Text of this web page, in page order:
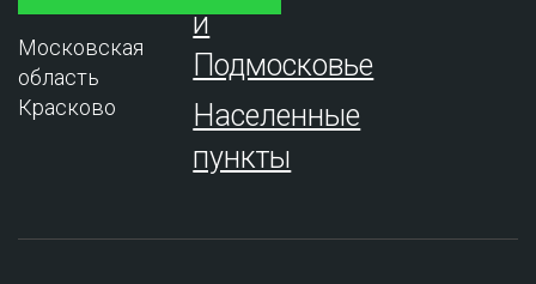
Московская
область
Красково
и
Подмосковье
Населенные
пункты